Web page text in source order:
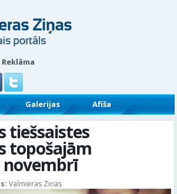
Reklāma
Galerijas
Afiša
tiešsaistes
topošajām
Valmieras Ziņas